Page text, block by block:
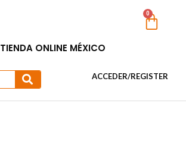
0
TIENDA ONLINE MÉXICO
Search ACCEDER/REGISTER